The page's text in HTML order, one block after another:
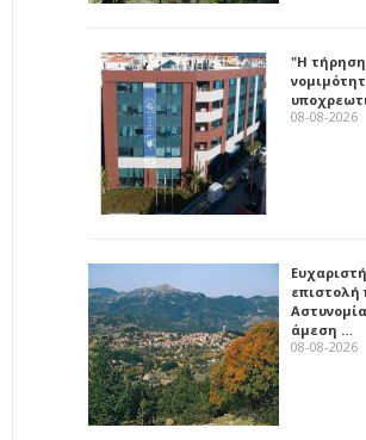
"Η
08-08-2026
επιστολή
άμεση …
08-08-2026